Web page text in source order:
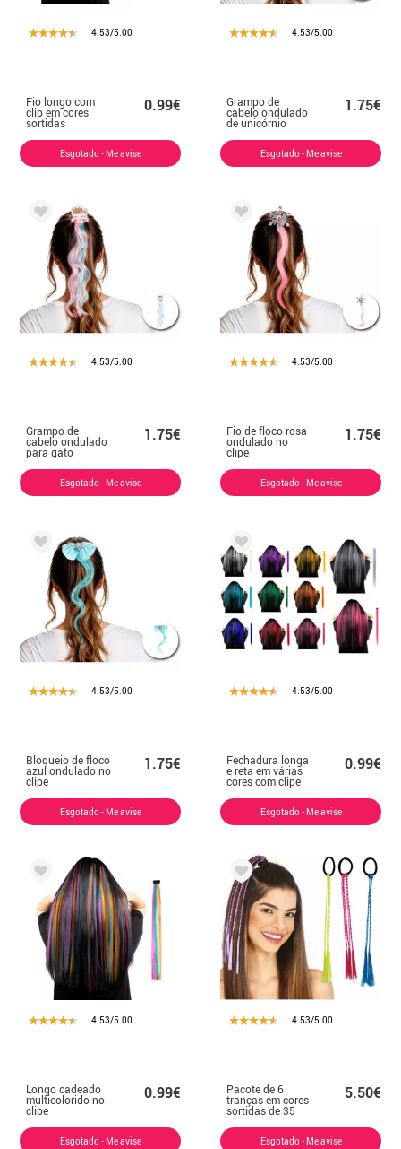
4.53/5.00
Fio longo com
clip em cores
sortidas
0.99€
Esgotado - Me avise
4.53/5.00
Grampo de
cabelo ondulado
de unicórnio
1.75€
Esgotado - Me avise
4.53/5.00
Grampo de
cabelo ondulado
para gato
1.75€
Esgotado - Me avise
4.53/5.00
Fio de floco rosa
ondulado no
clipe
1.75€
Esgotado - Me avise
4.53/5.00
Bloqueio de floco
azul ondulado no
clipe
1.75€
Esgotado - Me avise
4.53/5.00
Fechadura longa
e reta em várias
cores com clipe
0.99€
Esgotado - Me avise
4.53/5.00
Longo cadeado
multicolorido no
clipe
0.99€
Esgotado - Me avise
4.53/5.00
Pacote de 6
tranças em cores
sortidas de 35
5.50€
Esgotado - Me avise